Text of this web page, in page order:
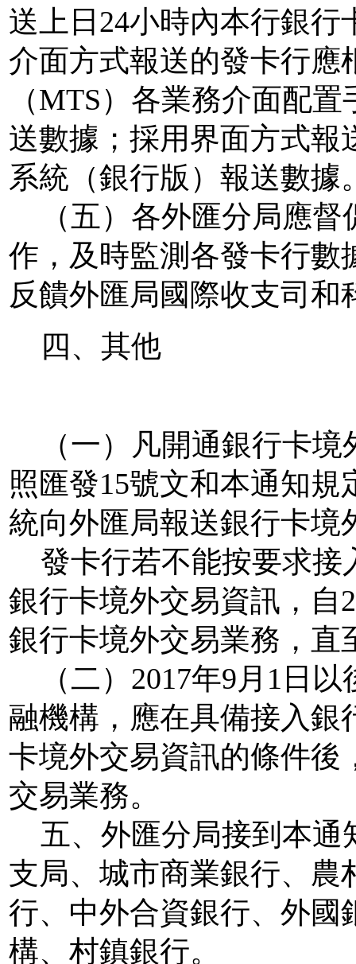
送上日 24小時內本行銀行
介面方式報送的發卡行應
（MTS）各業務介面配
送數據；採用界面方式報
系統（銀行版）報送數據
（五） 各外匯分局應督
作，及時監測各發卡行數
反饋外匯局國際收支司和
四、其他
（一）凡開通銀行卡
照匯發15號文和本通知規
統向外匯局報送銀行卡境
發卡行若不能按要求
銀行卡境外交易資訊，自
銀行卡境外交易業務，直
（二） 2017年9月 1 日以
融機構，應在具備接入銀
卡境外交易資訊的條件後
交易業務。
五、 外匯分局接到本通
支局、城市商業銀行、農
行、中外合資銀行、外國
構、村鎮銀行。